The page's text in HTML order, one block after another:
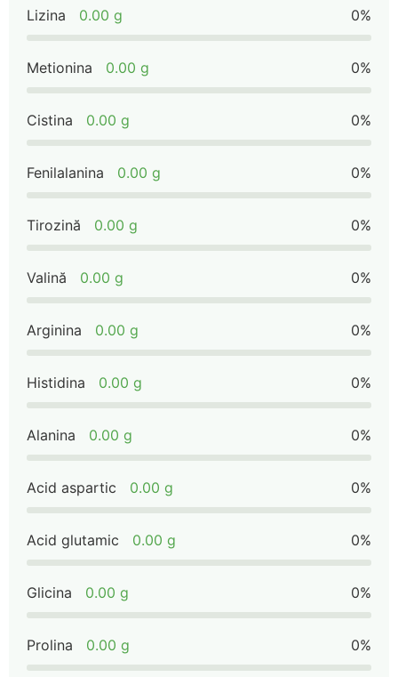
Lizina 0.00 g 0%
Metionina 0.00 g 0%
Cistina 0.00 g 0%
Fenilalanina 0.00 g 0%
Tirozină 0.00 g 0%
Valină 0.00 g 0%
Arginina 0.00 g 0%
Histidina 0.00 g 0%
Alanina 0.00 g 0%
Acid aspartic 0.00 g 0%
Acid glutamic 0.00 g 0%
Glicina 0.00 g 0%
Prolina 0.00 g 0%